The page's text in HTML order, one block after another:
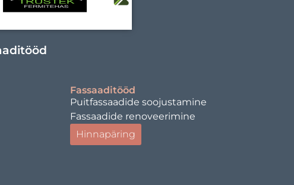
Fassaaditööd
Puitfassaadide soojustamine
Fassaadide renoveerimine
Hinnapäring